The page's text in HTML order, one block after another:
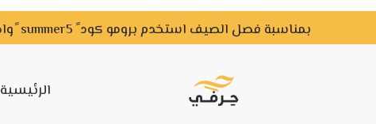
بمناسبة فصل الصيف استخدم برومو كود ً summer5 ًواحصل علي خصم لفترة محدودة
الرئيسية